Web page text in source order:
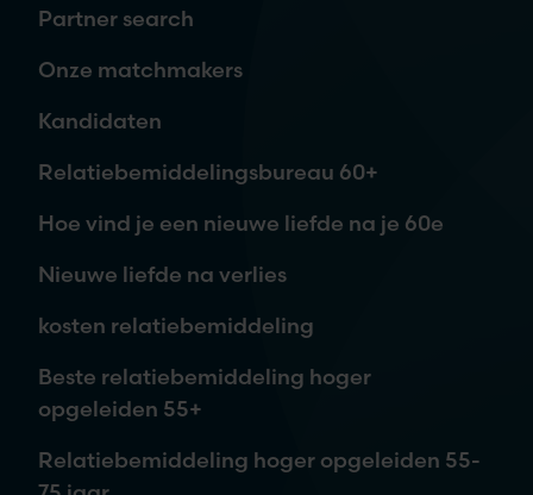
Partner search
Onze matchmakers
Kandidaten
Relatiebemiddelingsbureau 60+
Hoe vind je een nieuwe liefde na je 60e
Nieuwe liefde na verlies
kosten relatiebemiddeling
Beste relatiebemiddeling hoger
opgeleiden 55+
Relatiebemiddeling hoger opgeleiden 55-
waarna je kunt beslissen om meer informatie te ontvangen of
een afspraak in te plannen.